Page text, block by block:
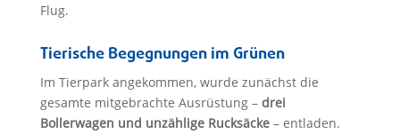
Flug.
Tierische Begegnungen im Grünen
Im Tierpark angekommen, wurde zunächst die
gesamte mitgebrachte Ausrüstung – drei
Bollerwagen und unzählige Rucksäcke– entladen.